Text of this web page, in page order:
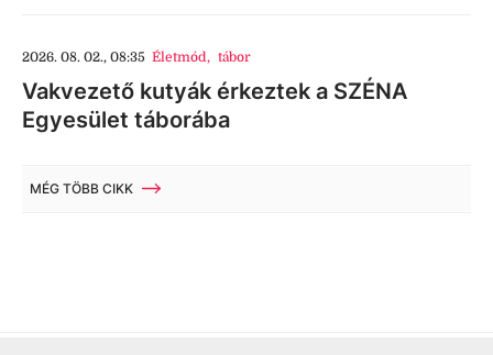
2026. 08. 02., 08:35 Életmód, tábor
Vakvezető kutyák érkeztek a SZÉNA
Egyesület táborába
MÉG TÖBB CIKK